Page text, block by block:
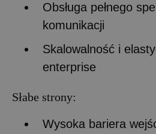
Obsługa pełnego
komunikacji
Skalowalność i
enterprise
Słabe strony:
Wysoka bariera